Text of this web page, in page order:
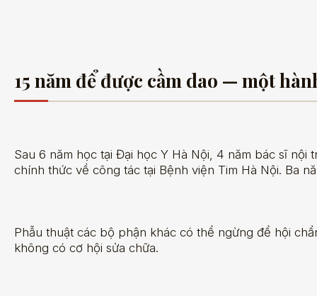
15 năm để được cầm dao — một
Sau 6 năm học tại Đại học Y Hà Nội, 4 năm bác sĩ
chính thức về công tác tại Bệnh viện Tim Hà Nội. Ba
Phẫu thuật các bộ phận khác có thể ngừng để hội
không có cơ hội sửa chữa.